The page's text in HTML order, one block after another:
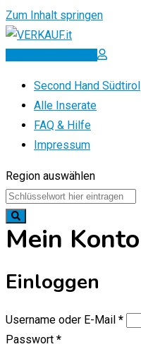
Zum Inhalt springen
Inserat erstellen
Second Hand Südtirol
Alle Inserate
FAQ & Hilfe
Impressum
Region auswählen
Mein Konto
Einloggen
Username oder E-Mail *
Passwort *